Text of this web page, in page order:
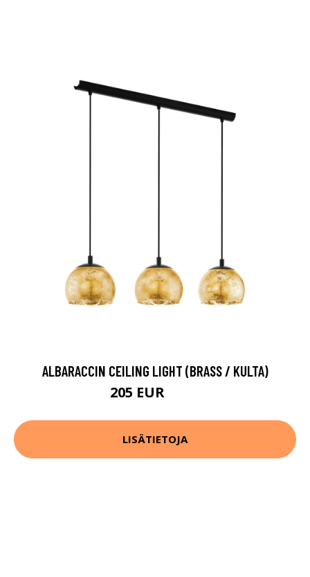
ALBARACCIN CEILING LIGHT (BRASS / KULTA)
205 EUR
LISÄTIETOJA